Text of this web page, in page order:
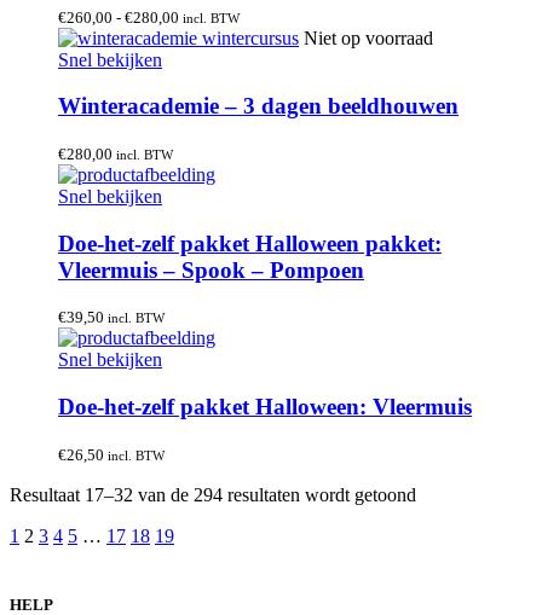
€260,00 - €280,00 Prijsklasse:
€260,00
tot
incl. BTW
Niet op voorraad
Snel bekijken
Winteracademie – 3 dagen beeldhouwen
€280,00 incl. BTW
Snel bekijken
Doe-het-zelf pakket Halloween pakket:
Vleermuis – Spook – Pompoen
€39,50 incl. BTW
Snel bekijken
Doe-het-zelf pakket Halloween: Vleermuis
€26,50 incl. BTW
Resultaat 17–32 van de 294 resultaten wordt getoond
1 2 3 4 5 … 17 18 19
HELP